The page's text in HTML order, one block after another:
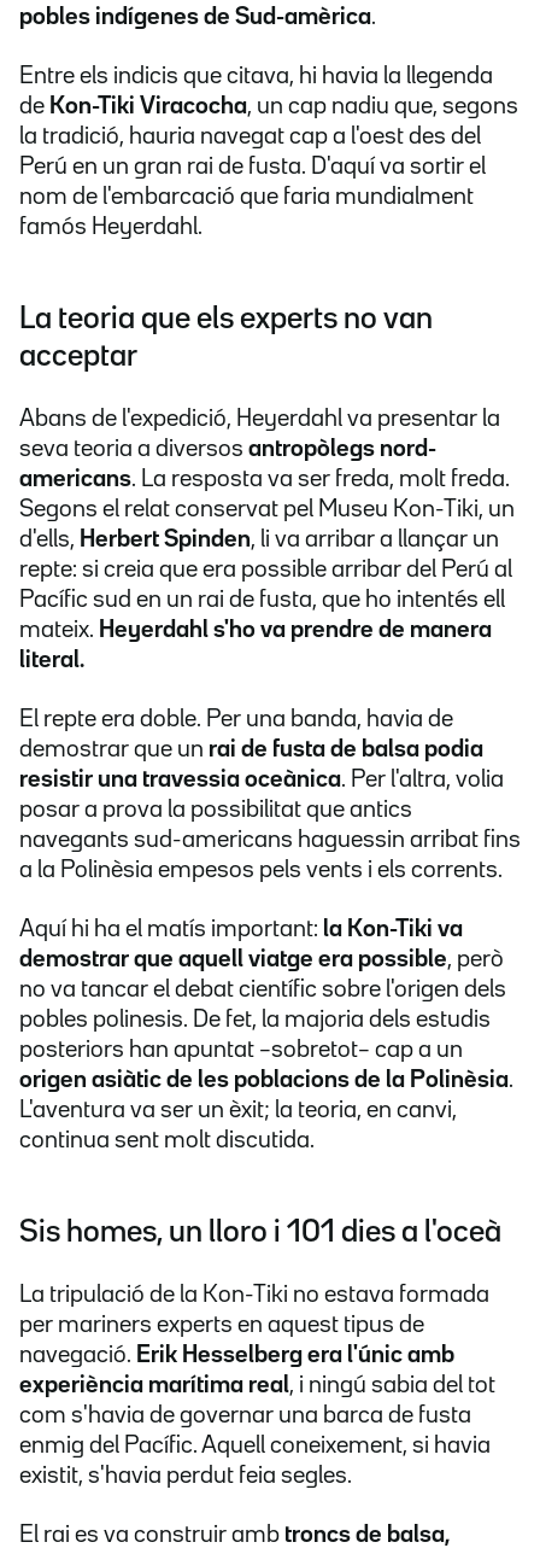
pobles indígenes de Sud-amèrica.
Entre els indicis que citava, hi havia la llegenda
de Kon-Tiki Viracocha, un cap nadiu que, segons
la tradició, hauria navegat cap a l'oest des del
Perú en un gran rai de fusta. D'aquí va sortir el
nom de l'embarcació que faria mundialment
famós Heyerdahl.
La teoria que els experts no van
acceptar
Abans de l'expedició, Heyerdahl va presentar la
seva teoria a diversos antropòlegs nord-
americans. La resposta va ser freda, molt freda.
Segons el relat conservat pel Museu Kon-Tiki, un
d'ells, Herbert Spinden, li va arribar a llançar un
repte: si creia que era possible arribar del Perú al
Pacífic sud en un rai de fusta, que ho intentés ell
mateix. Heyerdahl s'ho va prendre de manera
literal.
El repte era doble. Per una banda, havia de
demostrar que un rai de fusta de balsa podia
resistir una travessia oceànica. Per l'altra, volia
posar a prova la possibilitat que antics
navegants sud-americans haguessin arribat fins
a la Polinèsia empesos pels vents i els corrents.
Aquí hi ha el matís important: la Kon-Tiki va
demostrar que aquell viatge era possible, però
no va tancar el debat científic sobre l'origen dels
pobles polinesis. De fet, la majoria dels estudis
posteriors han apuntat –sobretot– cap a un
origen asiàtic de les poblacions de la Polinèsia.
L'aventura va ser un èxit; la teoria, en canvi,
continua sent molt discutida.
Sis homes, un lloro i 101 dies a l'oceà
La tripulació de la Kon-Tiki no estava formada
per mariners experts en aquest tipus de
navegació. Erik Hesselberg era l'únic amb
experiència marítima real, i ningú sabia del tot
com s'havia de governar una barca de fusta
enmig del Pacífic. Aquell coneixement, si havia
existit, s'havia perdut feia segles.
El rai es va construir amb troncs de balsa,